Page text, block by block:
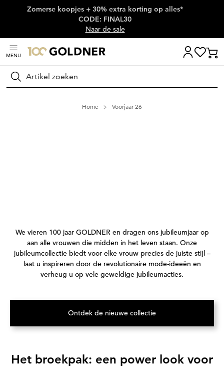
Skip naar hoofdinhoud
Zomerse koopjes + 30% extra korting op alles*
CODE: FINAL30
Naar de sale
MENU
Zoeken
Home Voorjaar 26
Transcript:
We vieren 100 jaar GOLDNER en dragen ons jubileumjaar op
aan alle vrouwen die midden in het leven staan. Onze
jubileumcollectie biedt voor elke vrouw precies de juiste stijl –
laat u inspireren door de revolutionaire mode-ideeën en
verheug u op vele geweldige jubileumacties.
Ontdek de nieuwe collectie(Opent in een nieuw tabblad)
Het broekpak: een power look voor